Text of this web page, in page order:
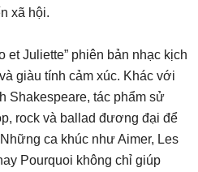
xã hội.
et Juliette” phiên bản nhạc kịch
giàu tính cảm xúc. Khác với
Shakespeare, tác phẩm sử
rock và ballad đương đại để
ca khúc như Aimer, Les
Pourquoi không chỉ giúp